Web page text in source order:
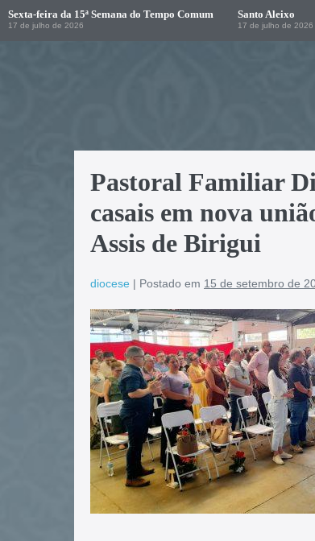
Sexta-feira da 15ª Semana do Tempo Comum
17 de julho de 2026
Santo Aleixo
17 de julho de 2026
Pastoral Familiar
casais em nova
Assis de Birigui
diocese | Postado em 15 de setembro de